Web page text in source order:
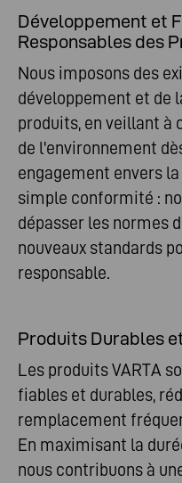
Développement et
Responsables des
Nous imposons des
développement et de
produits, en veillant à
de l'environnement
engagement envers
simple conformité :
dépasser les normes
nouveaux standards
responsable.
Produits Durables
Les produits VARTA
fiables et durables,
remplacement
En maximisant la
nous contribuons à